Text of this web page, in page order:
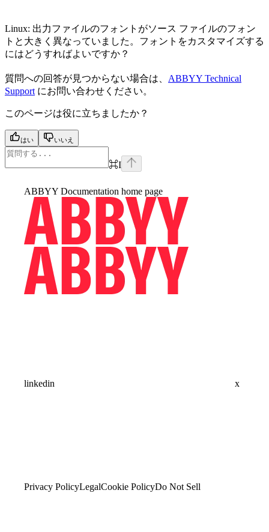
Linux: 出力ファイルのフォントがソース ファイルのフォン
トと大きく異なっていました。フォントをカスタマイズする
にはどうすればよいですか？
質問への回答が見つからない場合は、 ABBYY Technical
Support にお問い合わせください。
このページは役に立ちましたか？
はい いいえ
⌘I
ABBYY Documentation home page
linkedin x
Privacy PolicyLegalCookie PolicyDo Not Sell